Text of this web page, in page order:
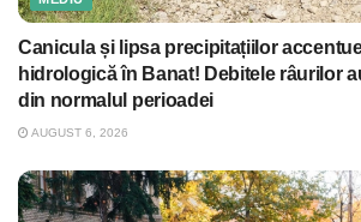
Canicula și lipsa precipitațiilor
hidrologică în Banat! Debitele râurilor
din normalul perioadei
AUGUST 6, 2026